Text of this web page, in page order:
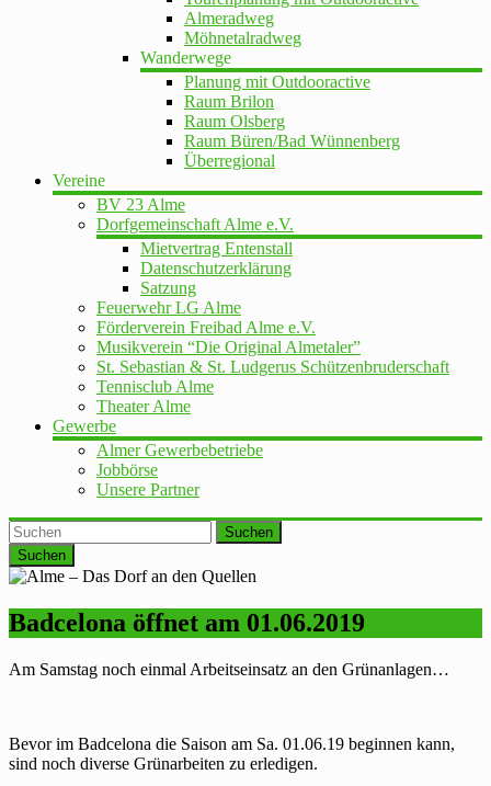
Almeradweg
Möhnetalradweg
Wanderwege
Planung mit Outdooractive
Raum Brilon
Raum Olsberg
Raum Büren/Bad Wünnenberg
Überregional
Vereine
BV 23 Alme
Dorfgemeinschaft Alme e.V.
Mietvertrag Entenstall
Datenschutzerklärung
Satzung
Feuerwehr LG Alme
Förderverein Freibad Alme e.V.
Musikverein “Die Original Almetaler”
St. Sebastian & St. Ludgerus Schützenbruderschaft
Tennisclub Alme
Theater Alme
Gewerbe
Almer Gewerbebetriebe
Jobbörse
Unsere Partner
Suchen
Badcelona öffnet am 01.06.2019
Am Samstag noch einmal Arbeitseinsatz an den Grünanlagen…
Bevor im Badcelona die Saison am Sa. 01.06.19 beginnen kann,
sind noch diverse Grünarbeiten zu erledigen.